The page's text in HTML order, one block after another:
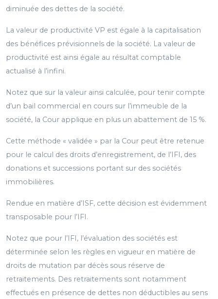
diminuée des dettes de la société.
La valeur de productivité VP est égale à la capitalisation
des bénéfices prévisionnels de la société. La valeur de
productivité est ainsi égale au résultat comptable
actualisé à l’infini.
Notez que sur la valeur ainsi calculée, pour tenir compte
d’un bail commercial en cours sur l’immeuble de la
société, la Cour applique en plus un abattement de 15 %.
Cette méthode « validée » par la Cour peut être retenue
pour le calcul des droits d’enregistrement, de l’IFI, des
donations et successions portant sur des sociétés
immobilières.
Rendue en matière d’ISF, cette décision est évidemment
transposable pour l’IFI.
Notez que pour l’IFI, l’évaluation des sociétés est
déterminée selon les règles en vigueur en matière de
droits de mutation par décès sous réserve de
retraitements. Des retraitements sont notamment
effectués en présence de dettes non déductibles au sens